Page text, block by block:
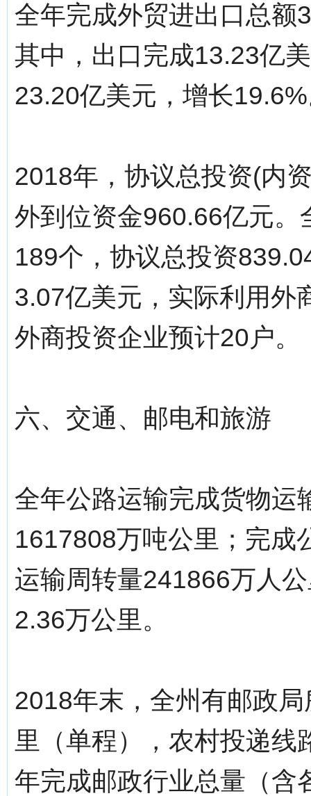
全年完成外贸进出口总额
其中，出口完成13.23亿
23.20亿美元，增长
2018年，协议总投资(内
外到位资金960.66亿元
189个，协议总投资
3.07亿美元，实际利用外
外商投资企业预计20户。
六、交通、邮电和旅游
全年公路运输完成货物运
1617808万吨公里；完成
运输周转量241866万人
2.36万公里。
2018年末，全州有邮政
里（单程），农村投递
年完成邮政行业总量（含